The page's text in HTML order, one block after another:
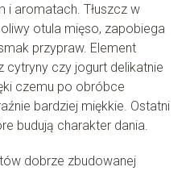
i aromatach. Tłuszcz w
otula mięso, zapobiega
przypraw. Element
cytryny czy jogurt delikatnie
czemu po obróbce
bardziej miękkie. Ostatni
budują charakter dania.
dobrze zbudowanej